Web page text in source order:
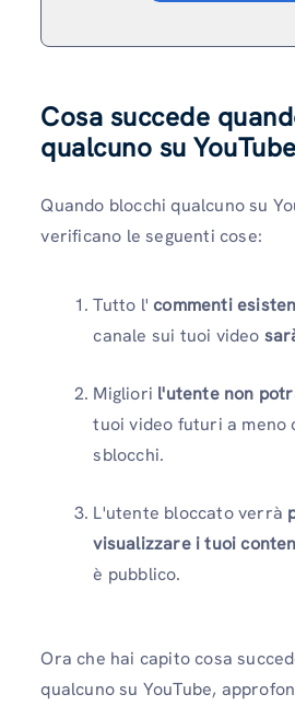
Cosa succede
qualcuno su
Quando blocchi qualcuno su
verificano le seguenti cose:
Tutto l'commenti
canale sui tuoi video
Migliori l'utente non
tuoi video futuri a meno
sblocchi.
L'utente bloccato verrà
visualizzare i tuoi
è pubblico.
Ora che hai capito cosa
qualcuno su YouTube,